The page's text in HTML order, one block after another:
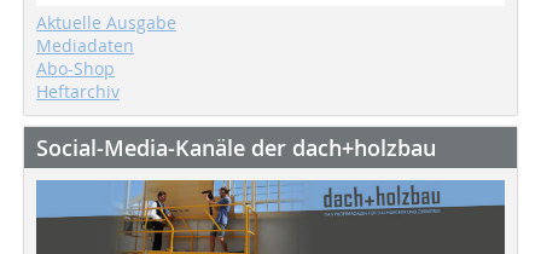
Aktuelle Ausgabe
Mediadaten
Abo-Shop
Heftarchiv
Social-Media-Kanäle der dach+holzbau